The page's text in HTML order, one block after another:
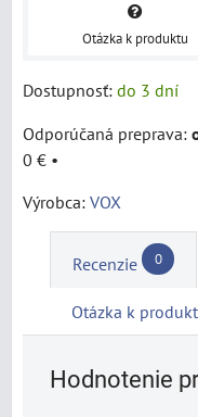
Otázka k produktu
Dostupnosť: do 3 dní
0 € •
Výrobca: VOX
Recenzie 0
Otázka k
Hodnotenie